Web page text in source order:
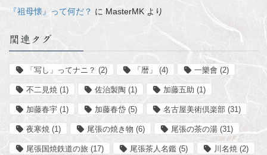
『祖母懐』って何だ？ に MasterMK より
関連タグ
「写し」ってナニ？ (2) 「暦」 (4) 一樂會 (2)
不二見焼 (1) 佐治製陶 (1) 加藤五助 (1)
加藤春宇 (1) 加藤春岱 (5) 名古屋美術倶楽部 (31)
夜寒焼 (1) 尾張の焼き物 (6) 尾張の茶の湯 (31)
尾張国焼鉄道の旅 (17) 尾張茶人名鑑 (5) 川名焼 (2)